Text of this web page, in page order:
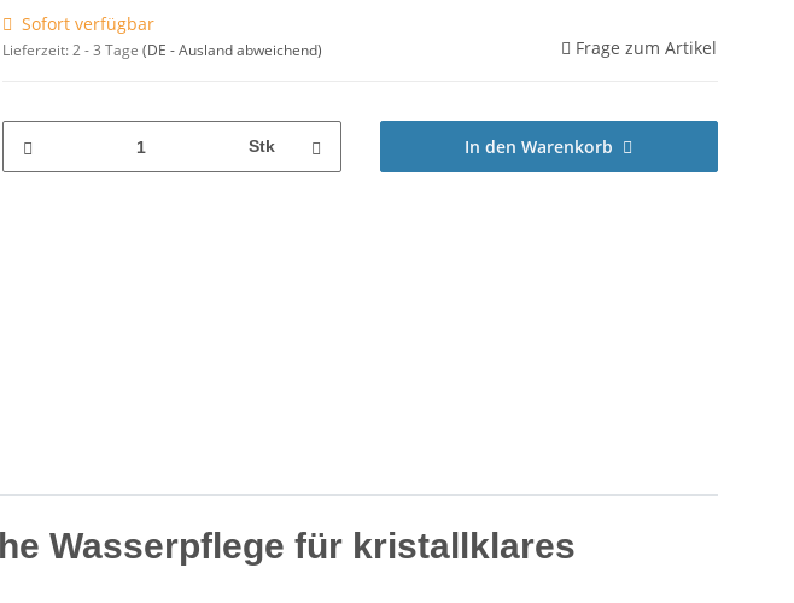
Sofort verfügbar
Lieferzeit:2 - 3 Tage (DE - Ausland abweichend) Frage zum Artikel
Stk In den Warenkorb
Wasserpflege für kristallklares